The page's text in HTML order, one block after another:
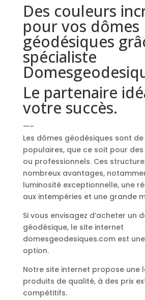
Des couleurs
pour vos dômes
géodésiques
spécialiste
Le partenaire
votre succès.
—–
Les dômes géodésiques sont
populaires, que ce soit pour
ou professionnels. Ces
nombreux avantages,
luminosité exceptionnelle, une
aux intempéries et une grande
Si vous envisagez d’acheter un
géodésique, le site internet
domesgeodesiques.com est
option.
Notre site internet propose une
produits de qualité, à des prix
compétitifs.